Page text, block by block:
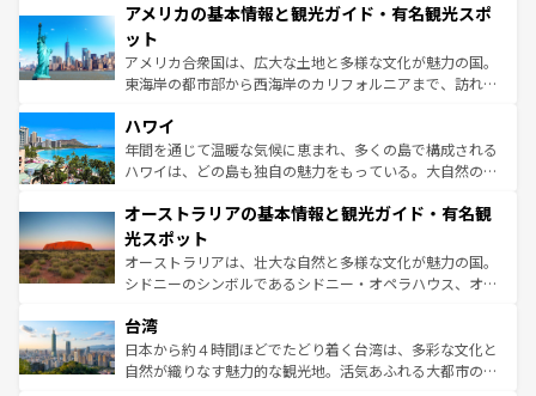
ンツ一覧を参照してほしい。
の建物がそのまま残る町や、スイスならではのユニークな
博物館もあり、アルプス観光だけでなく町歩きも満喫する
ことができる。国民の所得が高いため物価も高いが、旅行
者向けの交通パス提供のサービスもあり、うまく活用すれ
着のスイス情報は
アメリカの基本情報と観光ガイド・有名観光スポ
ット
アメリカ合衆国は、広大な土地と多様な文化が魅力の国。
東海岸の都市部から西海岸のカリフォルニアまで、訪れる
のような巨大都市は、観光、ショッピング、エンターテイ
ンメントが詰まった刺激的なスポットだ。一方、アメリカ
西部には大自然が広がり、グランドキャニオンやイエロー
部のニューオーリンズでは、音楽と美食が融合した独特の
文化が魅力。旅行者はアメリカの各地域で異なる魅力を楽
しみながら、その多様性と豊かな歴史を感じることができ
るだろう。車でのロードトリップや列車の旅も、アメリカ
情報は
ハワイ
年間を通じて温暖な気候に恵まれ、多くの島で構成される
ハワイは、どの島も独自の魅力をもっている。大自然の神
ワイ島は見逃せない。また、定番の観光地といえばオアフ
島だが、静かな自然を求めるならマウイ島やカウアイ島が
おすすめ。エメラルドグリーンに輝く海をはじめ、豊かな
文化や歴史が息づいている。「アロハスピリット」と呼ば
人々、おいしいローカルフードやハワイアンミュージッ
ク、伝統的なフラダンスなど、すべてがハワイの魅力を彩
っている。訪れるたびに新しい発見と感動が待っているハ
オーストラリアの基本情報と観光ガイド・有名観
光スポット
オーストラリアは、壮大な自然と多様な文化が魅力の国。
シドニーのシンボルであるシドニー・オペラハウス、オー
リアリーフや大陸中央部にそびえるウルル（エアーズロッ
ク）、タスマニアの美しい原生林やケアンズの熱帯雨林な
ど、見どころがたくさん。また、カフェやワイン、オージ
台湾
日本から約４時間ほどでたどり着く台湾は、多彩な文化と
自然が織りなす魅力的な観光地。活気あふれる大都市の台